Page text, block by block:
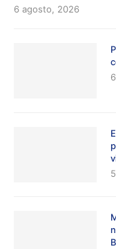
6 agosto, 2026